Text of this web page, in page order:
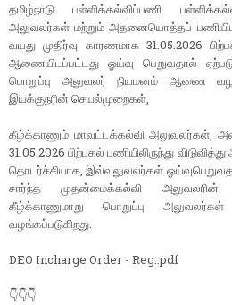
தமிழ்நாடு பள்ளிக்கல்விப்பணி
அலுவலர்கள் மற்றும் அதனையொத்தப்
வயது முதிர்வு காரணமாக 31.05.2026
ஆணையிடப்பட்டது ஓய்வு பெறுவதால்
பொறுப்பு அலுவலர் நியமனம் ஆணை
இயக்குநரின் செயல்முறைகள்,
கீழ்க்காணும் மாவட்டக்கல்வி அலுவலர்கள்,
31.05.2026 பிற்பகல் பணியிலிருந்து
தொடர்ச்சியாக, இவ்வலுவலர்கள்
சார்ந்த முதன்மைக்கல்வி அலுவலரின்
கீழ்க்காணுமாறு பொறுப்பு
வழங்கப்படுகிறது.
DEO Incharge Order - Reg..pdf
👇👇👇